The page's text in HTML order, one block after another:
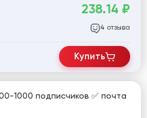
238.14 ₽
4 отзыва
Купить
1000 подписчиков ✅ почта